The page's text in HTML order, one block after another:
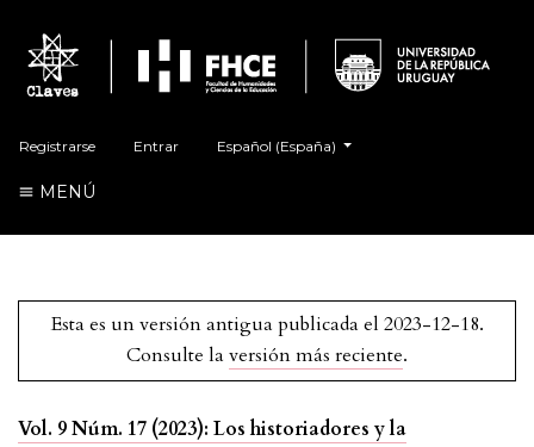
Registrarse Entrar Español (España)
MENÚ
Esta es un versión antigua publicada el 2023-12-18.
Consulte la versión más reciente.
Vol. 9 Núm. 17 (2023): Los historiadores y la